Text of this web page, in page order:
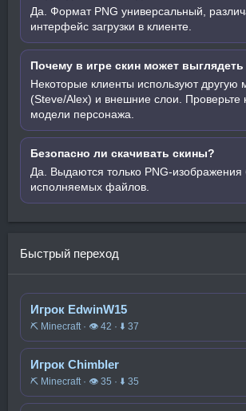
Да. Формат PNG универсальный,
интерфейс загрузки в клиенте.
Почему в игре скин может выглядеть
Некоторые клиенты используют другую
(Steve/Alex) и внешние слои. Проверьте
модели персонажа.
Безопасно ли скачивать скины?
Да. Выдаются только PNG-изображения
исполняемых файлов.
Быстрый переход
Игрок EdwinW15
⛏️ Minecraft · 👁 42 · ⬇ 37
Игрок Chimbler
⛏️ Minecraft · 👁 35 · ⬇ 35